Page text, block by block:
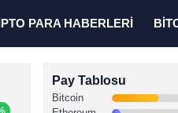
PARA HABERLERİ
Pay Tablosu
Bitcoin